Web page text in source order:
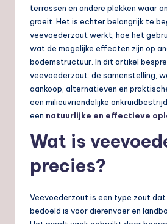
terrassen en andere plekken waar
groeit. Het is echter belangrijk te
veevoederzout werkt, hoe het
wat de mogelijke effecten zijn op
bodemstructuur. In dit artikel
veevoederzout: de samenstelling,
aankoop, alternatieven en
een milieuvriendelijke
een natuurlijke en effectieve
Wat is
precies?
Veevoederzout is een type zout dat
bedoeld is voor dierenvoer en